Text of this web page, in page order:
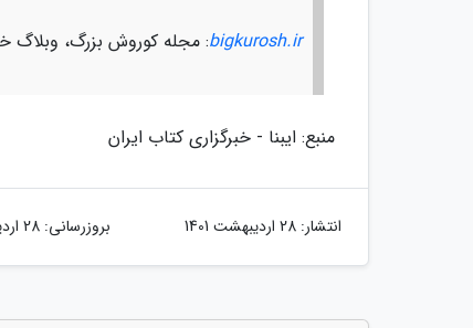
bigkurosh.ir: مجله کوروش بزرگ، وبلاگ
منبع: ایبنا - خبرگزاری کتاب ایران
انتشار: 28 اردیبهشت 1401 بروزرسانی: 28 اردیبهشت 1401